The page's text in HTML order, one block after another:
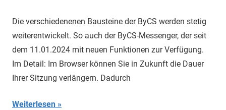
Die verschiedenenen Bausteine der ByCS werden stetig
weiterentwickelt. So auch der ByCS-Messenger, der seit
dem 11.01.2024 mit neuen Funktionen zur Verfügung.
Im Detail: Im Browser können Sie in Zukunft die Dauer
Ihrer Sitzung verlängern. Dadurch
Weiterlesen